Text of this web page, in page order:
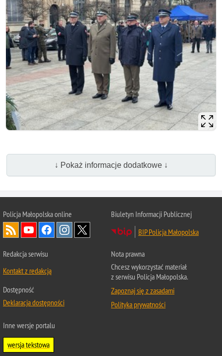
↓ Pokaż informacje dodatkowe ↓
Policja Małopolska online
Biuletyn Informacji Publicznej
BIP Policja Małopolska
Redakcja serwisu
Kontakt z redakcją
Dostępność
Deklaracja dostępności
Nota prawna
Chcesz wykorzystać materiał
z serwisu Policja Małopolska.
Zapoznaj się z zasadami
Polityka prywatności
Inne wersje portalu
wersja tekstowa